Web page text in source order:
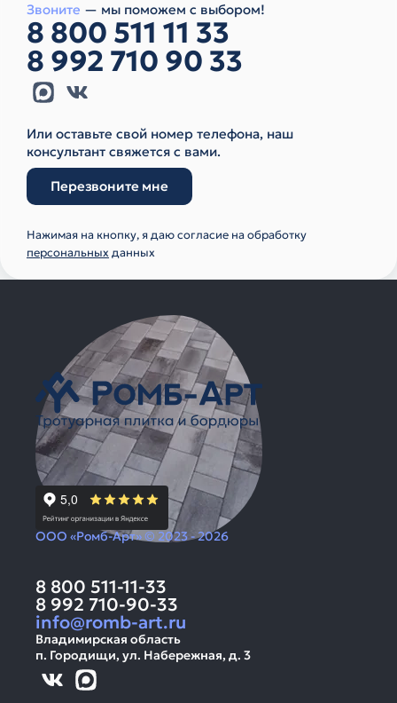
Звоните — мы поможем с выбором!
8 800 511 11 33
8 992 710 90 33
Или оставьте свой номер телефона, наш
консультант свяжется с вами.
Перезвоните мне
Нажимая на кнопку, я даю согласие на обработку
персональныхданных
ООО «Ромб-Арт» © 2023 - 2026
8 800 511-11-33
8 992 710-90-33
info@romb-art.ru
Владимирская область
п. Городищи, ул. Набережная, д. 3